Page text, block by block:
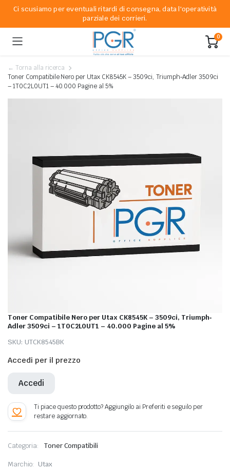
Ci scusiamo per eventuali ritardi di consegna, data l'operatività
parziale dei corrieri.
0
← Torna alla ricerca
Toner Compatibile Nero per Utax CK8545K – 3509ci, Triumph‐Adler 3509ci
– 1T0C2L0UT1 – 40.000 Pagine al 5%
Toner Compatibile Nero per Utax CK8545K – 3509ci, Triumph‐
Adler 3509ci – 1T0C2L0UT1 – 40.000 Pagine al 5%
SKU: UTCK8545BK
Accedi per il prezzo
Accedi
Categoria: Toner Compatibili
Marchio: Utax